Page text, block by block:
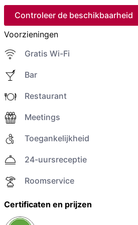
Controleer de beschikbaarheid
Voorzieningen
Gratis Wi-Fi
Bar
Restaurant
Meetings
Toegankelijkheid
24-uursreceptie
Roomservice
Certificaten en prijzen